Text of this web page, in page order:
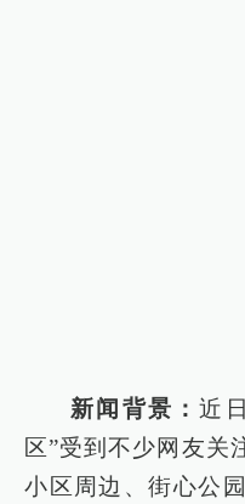
新闻背景：近
区”受到不少网友关
小区周边、街心公